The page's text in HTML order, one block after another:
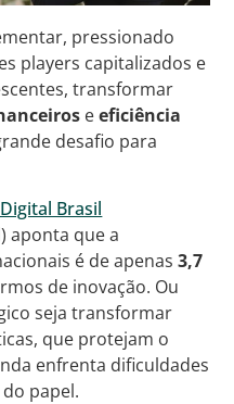
pressionado
players capitalizados e
transformar
eeficiência
desafio para
Brasil
aponta que a
é de apenas3,7
de inovação. Ou
seja transformar
que protejam o
enfrenta dificuldades
papel.